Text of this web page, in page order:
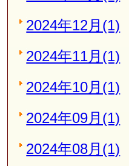
2024年12月(1)
2024年11月(1)
2024年10月(1)
2024年09月(1)
2024年08月(1)